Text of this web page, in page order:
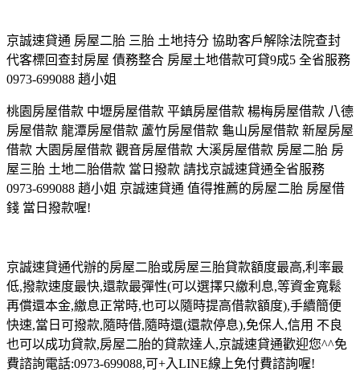
京誠速貸通 房屋二胎 三胎 土地持分 協助客戶解除法院查封
代客標回查封房屋 債務整合 房屋土地借款可貸9成5 全省服務
0973-699088 趙小姐
桃園房屋借款 中壢房屋借款 平鎮房屋借款 楊梅房屋借款 八德
房屋借款 龍潭房屋借款 蘆竹房屋借款 龜山房屋借款 新屋房屋
借款 大園房屋借款 觀音房屋借款 大溪房屋借款 房屋二胎 房
屋三胎 土地二胎借款 當日撥款 請找京誠速貸通全省服務
0973-699088 趙小姐 京誠速貸通 值得推薦的房屋二胎 房屋借
錢 當日撥款喔!
京誠速貸通代辦的房屋二胎或房屋三胎貸款額度最高,利率最
低,撥款速度最快,還款最彈性(可以選擇只繳利息,等資金寬鬆
再償還本金,繳息正常時,也可以隨時提高借款額度),手續簡便
快速,當日可撥款,隨時借,隨時還(還款停息),免保人,信用 不良
也可以成功貸款,房屋二胎的貸款達人,京誠速貸通歡迎您^^免
費諮詢電話:0973-699088,可+入LINE線上免付費諮詢喔!